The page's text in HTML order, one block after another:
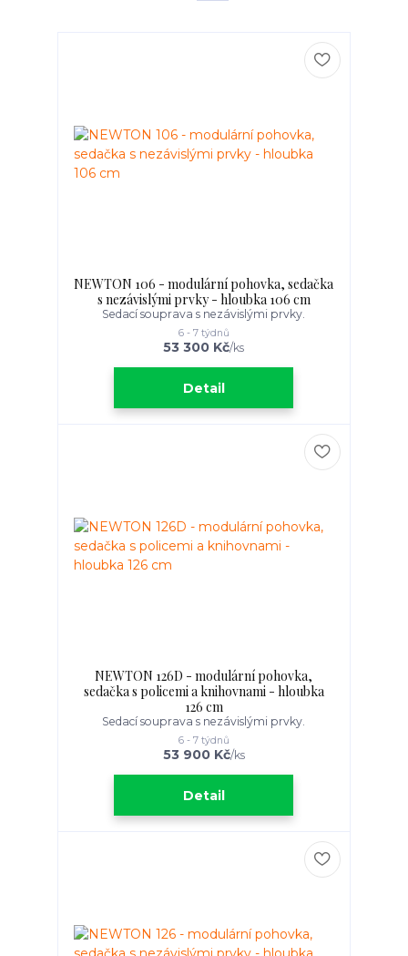
NEWTON 106 - modulární pohovka, sedačka
s nezávislými prvky - hloubka 106 cm
Sedací souprava s nezávislými prvky.
53 300 Kč/ks
6 - 7 týdnů
Detail
NEWTON 126D - modulární pohovka,
sedačka s policemi a knihovnami - hloubka
126 cm
Sedací souprava s nezávislými prvky.
53 900 Kč/ks
6 - 7 týdnů
Detail